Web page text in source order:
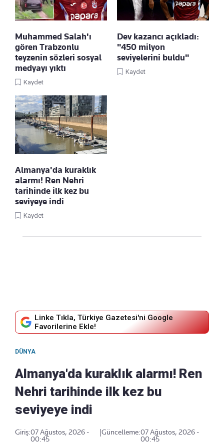
Muhammed Salah'ı
gören Trabzonlu
teyzenin sözleri sosyal
medyayı yıktı
Kaydet
Dev kazancı açıkladı:
"450 milyon
seviyelerini buldu"
Kaydet
Almanya'da kuraklık
alarmı! Ren Nehri
tarihinde ilk kez bu
seviyeye indi
Kaydet
Linke Tıkla, Türkiye Gazetesi'ni Google
Favorilerine Ekle!
DÜNYA
Almanya'da kuraklık alarmı! Ren
Nehri tarihinde ilk kez bu
seviyeye indi
Giriş:07 Ağustos, 2026 -
00:45
Güncelleme:07 Ağustos, 2026 -
00:45